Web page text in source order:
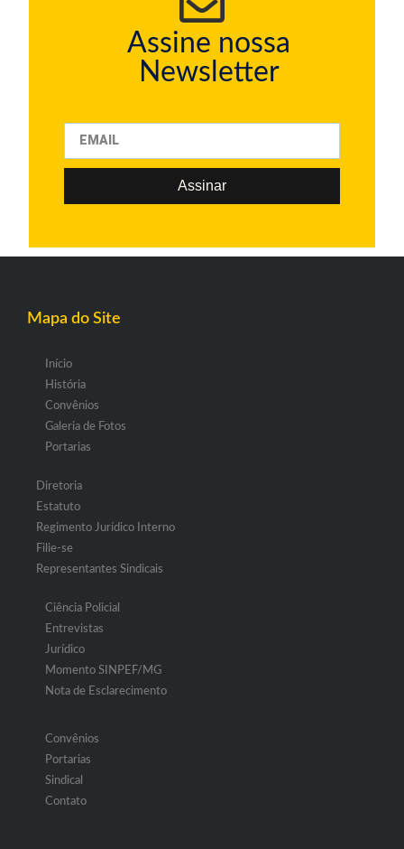
Assine nossa
Newsletter
Assinar
Mapa do Site
Início
História
Convênios
Galeria de Fotos
Portarias
Diretoria
Estatuto
Regimento Jurídico Interno
Filie-se
Representantes Sindicais
Ciência Policial
Entrevistas
Jurídico
Momento SINPEF/MG
Nota de Esclarecimento
Convênios
Portarias
Sindical
Contato